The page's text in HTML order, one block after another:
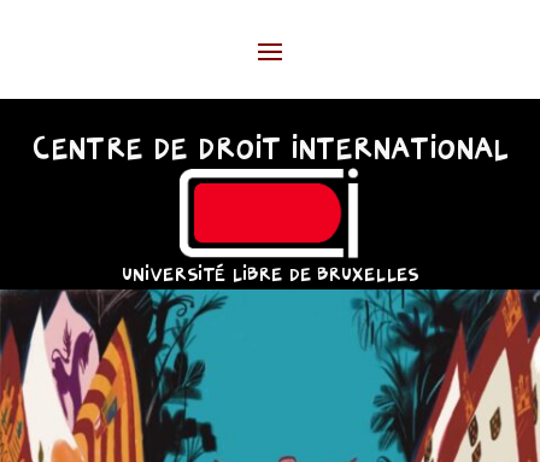
CENTRE DE DROIT INTERNATIONAL
UNIVERSITÉ LIBRE DE BRUXELLES